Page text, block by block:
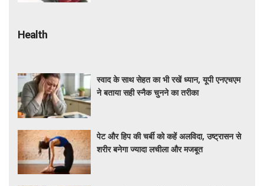
Health
स्वाद के साथ सेहत का भी रखें ध्यान, यूपी एनएचएम
ने बताया सही स्नैक चुनने का तरीका
पेट और हिप की चर्बी को कहें अलविदा, उष्ट्रासन से
शरीर बनेगा ज्यादा लचीला और मजबूत